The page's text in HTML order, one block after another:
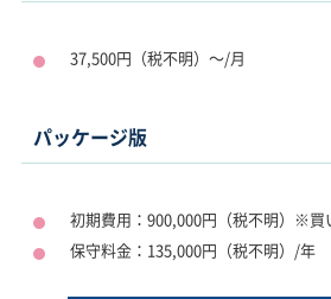
37,500円（税不明）～/月
パッケージ版
初期費用：900,000円（税不明）※買
保守料金：135,000円（税不明）/年